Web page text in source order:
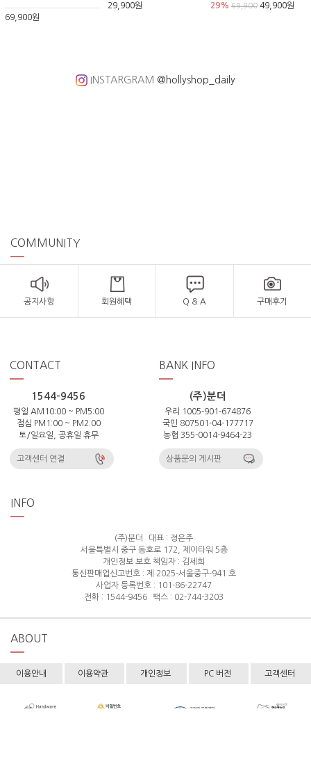
69,900원
29,900원 29% 69,90049,900원
INSTARGRAM @hollyshop_daily
COMMUNITY
공지사항 회원혜택 Q & A 구매후기
CONTACT
1544-9456
평일 AM10:00 ~ PM5:00
점심 PM1:00 ~ PM2:00
토/일요일, 공휴일 휴무
고객센터 연결
BANK INFO
(주)분더
우리 1005-901-674876
국민 807501-04-177717
농협 355-0014-9464-23
상품문의 게시판
INFO
(주)분더
대표 : 정은주
서울특별시 중구 동호로 172, 제이타워 5층
개인정보 보호 책임자 : 김세희
통신판매업신고번호 : 제 2025-서울중구-941 호
사업자 등록번호 : 101-86-22747
전화 : 1544-9456
팩스 : 02-744-3203
ABOUT
이용안내 이용약관 개인정보 PC 버전 고객센터